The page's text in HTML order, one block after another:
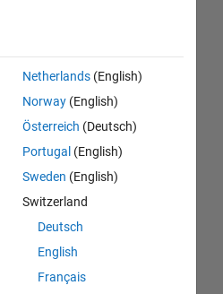
Netherlands(English)
Norway(English)
Österreich (Deutsch)
Portugal (English)
Sweden (English)
Switzerland
Deutsch
English
Français